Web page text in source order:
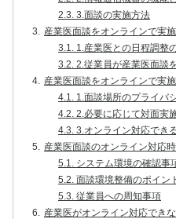
2.3. 3.面談の実施方法
3.
産業医面談をオンラインで実
3.1.
1.産業医との日程調整
3.2. 2.従業員が産業医面談
4.
産業医面談をオンラインで実
4.1.
1.面談場所のプライバ
4.2. 2.必要に応じて対面実
4.3. 3.オンライン対応でき
5.
産業医面談のオンライン対応
5.1.
システム環境の確認事
5.2. 面談環境整備のポイン
5.3. 従業員への周知事項
6.
産業医がオンライン対応でき